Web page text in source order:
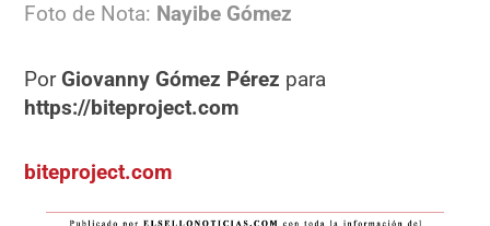
Foto de Nota: Nayibe Gómez
PorGiovanny Gómez Pérez para
https://biteproject.com
biteproject.com